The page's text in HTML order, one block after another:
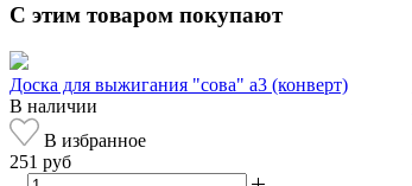
С этим товаром покупают
Доска для выжигания "сова" а3 (конверт)
В наличии
В избранное
251 руб